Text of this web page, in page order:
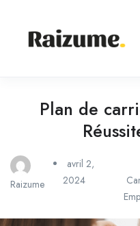
Plan de
Raizume
avril 2,
2024